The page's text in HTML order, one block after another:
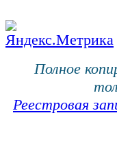
Полное
Реестровая